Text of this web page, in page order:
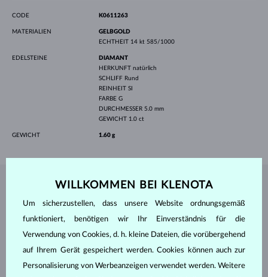
CODE K0611263
MATERIALIEN
GELBGOLD
ECHTHEIT 14 kt 585/1000
EDELSTEINE
DIAMANT
HERKUNFT natürlich
SCHLIFF Rund
REINHEIT SI
FARBE G
DURCHMESSER 5.0 mm
GEWICHT 1.0 ct
GEWICHT 1.60 g
SCHMUCK AUS DEMKLENOTA ATELIER
WILLKOMMEN BEI KLENOTA
Um sicherzustellen, dass unsere Website ordnungsgemäß
funktioniert, benötigen wir Ihr Einverständnis für die
Verwendung von Cookies, d. h. kleine Dateien, die vorübergehend
auf Ihrem Gerät gespeichert werden. Cookies können auch zur
Personalisierung von Werbeanzeigen verwendet werden. Weitere